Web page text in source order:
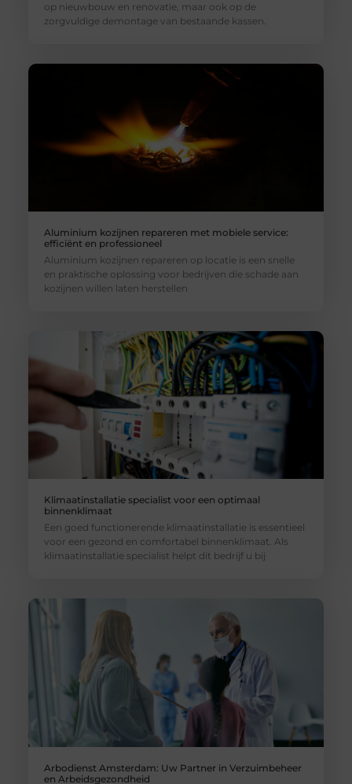
op nieuwbouw en renovatie, maar ook op de
zorgvuldige demontage van bestaande kassen.
Aluminium kozijnen repareren met mobiele service:
efficiënt en professioneel
Aluminium kozijnen repareren op locatie is een snelle
en praktische oplossing voor bedrijven die schade aan
kozijnen willen laten herstellen
Klimaatinstallatie specialist voor een optimaal
binnenklimaat
Een goed functionerende klimaatinstallatie is essentieel
voor een gezond en comfortabel binnenklimaat. Als
klimaatinstallatie specialist helpt dit bedrijf u bij
Arbodienst Amsterdam: Uw Partner in Verzuimbeheer
en Arbeidsgezondheid